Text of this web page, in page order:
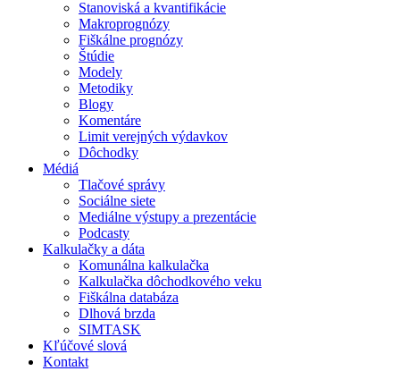
Stanoviská a kvantifikácie
Makroprognózy
Fiškálne prognózy
Štúdie
Modely
Metodiky
Blogy
Komentáre
Limit verejných výdavkov
Dôchodky
Médiá
Tlačové správy
Sociálne siete
Mediálne výstupy a prezentácie
Podcasty
Kalkulačky a dáta
Komunálna kalkulačka
Kalkulačka dôchodkového veku
Fiškálna databáza
Dlhová brzda
SIMTASK
Kľúčové slová
Kontakt